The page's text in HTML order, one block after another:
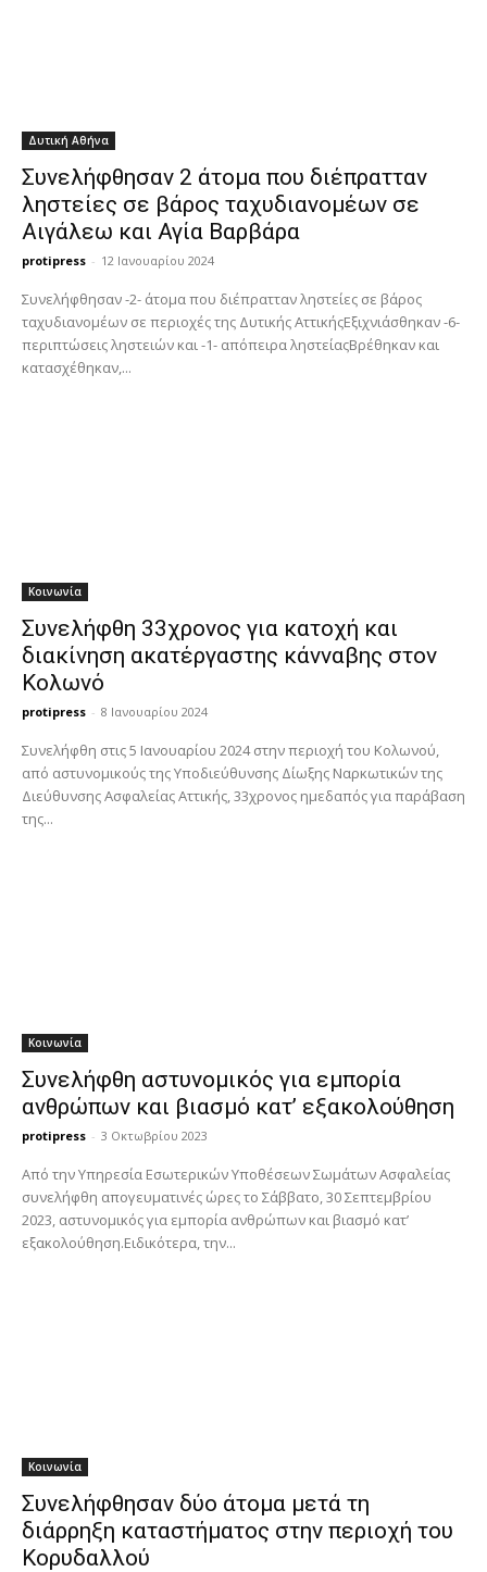
Δυτική Αθήνα
Συνελήφθησαν 2 άτομα που διέπρατταν
ληστείες σε βάρος ταχυδιανομέων σε
Αιγάλεω και Αγία Βαρβάρα
protipress - 12 Ιανουαρίου 2024
Συνελήφθησαν -2- άτομα που διέπρατταν ληστείες σε βάρος
ταχυδιανομέων σε περιοχές της Δυτικής ΑττικήςΕξιχνιάσθηκαν -6-
περιπτώσεις ληστειών και -1- απόπειρα ληστείαςΒρέθηκαν και
κατασχέθηκαν,...
Κοινωνία
Συνελήφθη 33χρονος για κατοχή και
διακίνηση ακατέργαστης κάνναβης στον
Κολωνό
protipress - 8 Ιανουαρίου 2024
Συνελήφθη στις 5 Ιανουαρίου 2024 στην περιοχή του Κολωνού,
από αστυνομικούς της Υποδιεύθυνσης Δίωξης Ναρκωτικών της
Διεύθυνσης Ασφαλείας Αττικής, 33χρονος ημεδαπός για παράβαση
της...
Κοινωνία
Συνελήφθη αστυνομικός για εμπορία
ανθρώπων και βιασμό κατ’ εξακολούθηση
protipress - 3 Οκτωβρίου 2023
Από την Υπηρεσία Εσωτερικών Υποθέσεων Σωμάτων Ασφαλείας
συνελήφθη απογευματινές ώρες τo Σάββατο, 30 Σεπτεμβρίου
2023, αστυνομικός για εμπορία ανθρώπων και βιασμό κατ’
εξακολούθηση.Ειδικότερα, την...
Κοινωνία
Συνελήφθησαν δύο άτομα μετά τη
διάρρηξη καταστήματος στην περιοχή του
Κορυδαλλού